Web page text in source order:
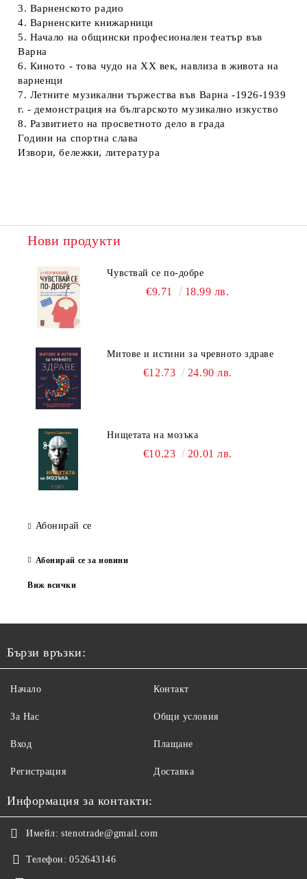
3. Варненското радио
4. Варненските книжарници
5. Начало на общински професионален театър във
Варна
6. Киното - това чудо на XX век, навлиза в живота на
варненци
7. Летните музикални тържества във Варна -1926-1939
г. - демонстрация на българското музикално изкуство
8. Развитието на просветното дело в града
Години на спортна слава
Извори, бележки, литература
Нови продукти
Чувствай се по-добре
€9.71 18.99 лв.
Митове и истини за чревното здраве
€12.73 24.90 лв.
Нищетата на мозъка
€10.23 20.01 лв.
Абонирай се
Абонирай се за новини
Виж всички
Бързи връзки:
Начало
За Нас
Вход
Регистрация
Контакт
Общи условия
Плащане
Доставка
Информация за контакти:
Имейл: stenotrade@gmail.com
Телефон: 052643146